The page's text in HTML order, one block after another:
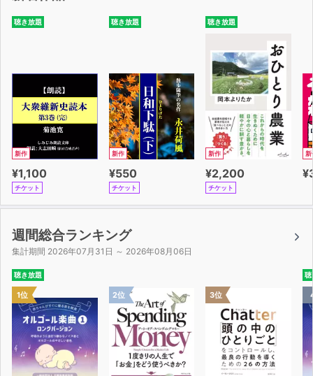
聴き放題
新作
¥1,100
チケット
聴き放題
新作
¥550
チケット
聴き放題
新作
¥2,200
チケット
新
週間総合ランキング
集計期間 2026年07月31日 ～ 2026年08月06日
聴き放題
1位 2位 3位
聴